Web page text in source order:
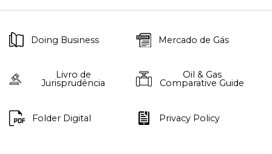
Doing Business Mercado de Gás
Livro de
Jurisprudência
Oil & Gas
Comparative Guide
Folder Digital Privacy Policy